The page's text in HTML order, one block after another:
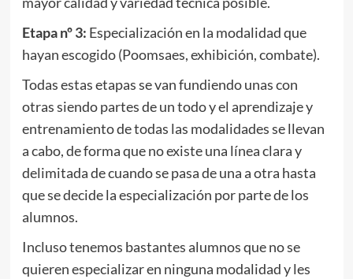
Etapa nº 3: Especialización en la modalidad que
hayan escogido (Poomsaes, exhibición, combate).
Todas estas etapas se van fundiendo unas con
otras siendo partes de un todo y el aprendizaje y
entrenamiento de todas las modalidades se llevan
a cabo, de forma que no existe una línea clara y
delimitada de cuando se pasa de una a otra hasta
que se decide la especialización por parte de los
alumnos.
Incluso tenemos bastantes alumnos que no se
quieren especializar en ninguna modalidad y les